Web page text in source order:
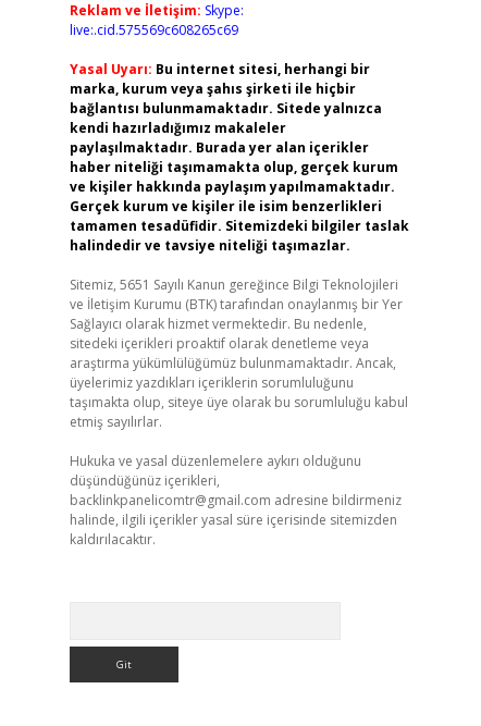
Reklam ve İletişim: Skype:
live:.cid.575569c608265c69
Yasal Uyarı: Bu internet sitesi, herhangi bir
marka, kurum veya şahıs şirketi ile hiçbir
bağlantısı bulunmamaktadır. Sitede yalnızca
kendi hazırladığımız makaleler
paylaşılmaktadır. Burada yer alan içerikler
haber niteliği taşımamakta olup, gerçek kurum
ve kişiler hakkında paylaşım yapılmamaktadır.
Gerçek kurum ve kişiler ile isim benzerlikleri
tamamen tesadüfidir. Sitemizdeki bilgiler taslak
halindedir ve tavsiye niteliği taşımazlar.
Sitemiz, 5651 Sayılı Kanun gereğince Bilgi Teknolojileri
ve İletişim Kurumu (BTK) tarafından onaylanmış bir Yer
Sağlayıcı olarak hizmet vermektedir. Bu nedenle,
sitedeki içerikleri proaktif olarak denetleme veya
araştırma yükümlülüğümüz bulunmamaktadır. Ancak,
üyelerimiz yazdıkları içeriklerin sorumluluğunu
taşımakta olup, siteye üye olarak bu sorumluluğu kabul
etmiş sayılırlar.
Hukuka ve yasal düzenlemelere aykırı olduğunu
düşündüğünüz içerikleri,
backlinkpanelicomtr@gmail.com adresine bildirmeniz
halinde, ilgili içerikler yasal süre içerisinde sitemizden
kaldırılacaktır.